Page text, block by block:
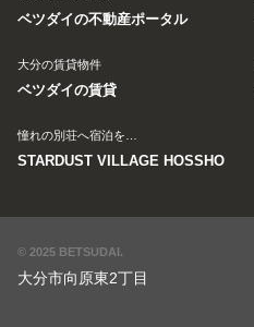
ベツダイの不動産ポータル
大分の賃貸物件
ベツダイの賃貸
憧れの別荘へ宿泊を…
STARDUST VILLAGE HOSSHO
© 2025 BETSUDAI.
大分市向原東2丁目